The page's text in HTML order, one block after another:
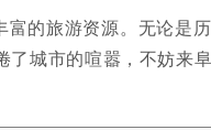
的旅游资源。无论是
城市的喧嚣，不妨来